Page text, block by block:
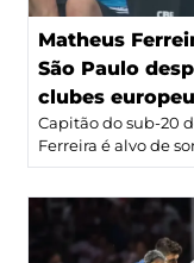
Matheus
São Paulo
clubes
Capitão do sub-20
Ferreira é alvo de